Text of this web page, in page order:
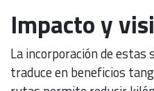
Impacto y
La incorporación de estas
traduce en beneficios